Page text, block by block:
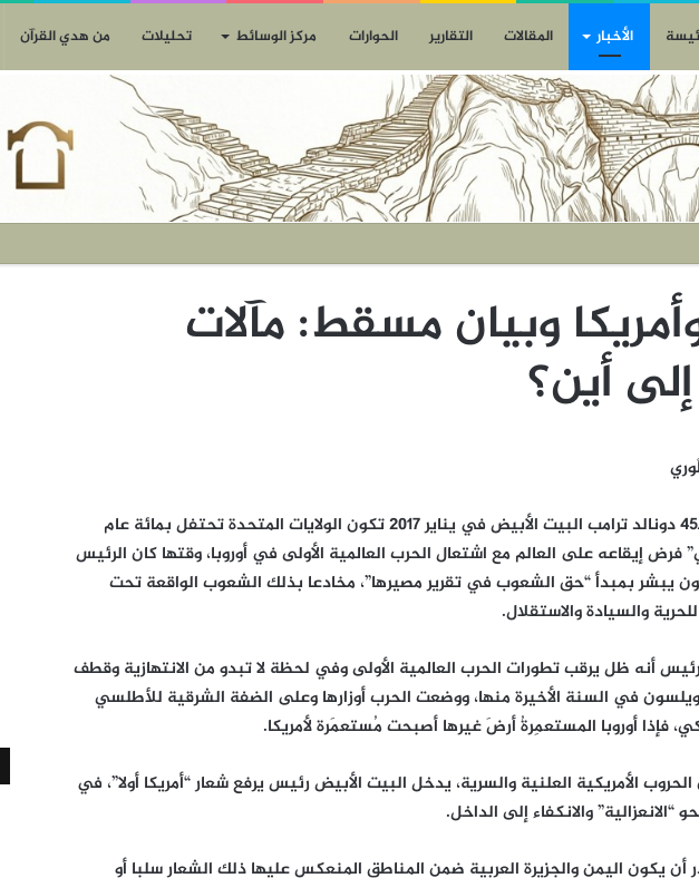
الأخبار المقالات التقارير الحوارات مركز الوسائط تحليلات من هدي القرآن
وبيان مسقط: مآلات
أين؟
بدخول الرئيس الـ45 دونالد ترامب البيت الأبيض في يناير 2017 تكون الولايات المتحدة تحتفل بمائة عام
إيقاعه على العالم مع اشتعال الحرب العالمية الأولى في أوروبا، وقتها كان الرئيس
ويلسون يبشر بمبدأ “حق الشعوب في تقرير مصيرها”، مخادعا بذلك الشعوب الواقعة تحت
والسيادة والاستقلال.
أنه ظل يرقب تطورات الحرب العالمية الأولى وفي لحظة لا تبدو من الانتهازية وقطف
ويلسون في السنة الأخيرة منها، ووضعت الحرب أوزارها وعلى الضفة الشرقية للأطلسي
فإذا أوروبا المستعمِرةُ أرضَ غيرها أصبحت مُستعمَرة لأمريكا.
الأمريكية العلنية والسرية، يدخل البيت الأبيض رئيس يرفع شعار “أمريكا أولا”، في
والانكفاء إلى الداخل.
أن يكون اليمن والجزيرة العربية ضمن المناطق المنعكس عليها ذلك الشعار سلبا أو